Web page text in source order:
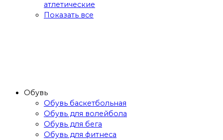
атлетические
Показать все
Обувь
Обувь баскетбольная
Обувь для волейбола
Обувь для бега
Обувь для фитнеса